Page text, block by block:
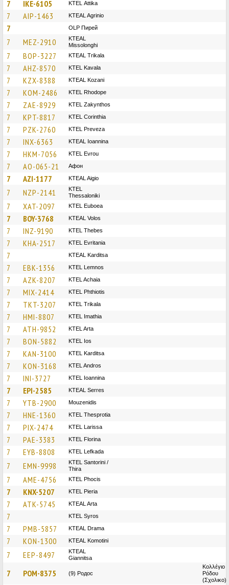
7 IKE-6105 KΤΕL Αttika
7 AIP-1463 KTEAL Agrinio
7 OLP Пирей
7 MEZ-2910
KTEAL
Missolonghi
7 BOP-3227 KTEAL Trikala
7 AHZ-8570 KTEL Kavala
7 KZX-8388 KTEAL Kozani
7 KOM-2486 KTEL Rhodope
7 ZAE-8929 KTEL Zakynthos
7 KPT-8817 KTEL Corinthia
7 PZK-2760 KTEL Preveza
7 INX-6363 KTEAL Ioannina
7 HKM-7056 KTEL Evrou
7 AO-065-21 Афон
7 AZI-1177 KTEAL Aigio
7 NZP-2141
KTEL
Thessaloniki
7 XAT-2097 ΚΤΕL Euboea
7 BOY-3768 KTEAL Volos
7 INZ-9190 KTEL Thebes
7 KHA-2517 ΚΤΕL Evritania
7 KTEAL Karditsa
7 EBK-1356 KTEL Lemnos
7 AZK-8207 KTEL Achaia
7 MIX-2414 ΚΤΕL Phthiotis
7 TKT-3207 ΚΤΕL Τrikala
7 HMI-8807 KTEL Imathia
7 ATH-9852 KTEL Arta
7 BON-5882 KTEL Ios
7 KAN-3100 ΚΤΕL Karditsa
7 KON-3168 KTEL Andros
7 INI-3727 KTEL Ioannina
7 EPI-2585 KTEAL Serres
7 YTB-2900 Mouzenidis
7 HNE-1360 KTEL Thesprotia
7 PIX-2474 KTEL Larissa
7 PAE-3383 KTEL Florina
7 EYB-8808 KTEL Lefkada
7 EMN-9998
KTEL Santorini /
Thira
7 AME-4756 ΚΤΕL Phocis
7 KNX-5207 KTEL Pieria
7 ATK-5745 KTEAL Arta
7 KTEL Syros
7 PMB-5857 KTEAL Drama
7 KON-1300 KTEAL Komotini
7 EEP-8497
KTEAL
Giannitsa
7 POM-8375 (9) Родос
Κολλέγιο
Ρόδου
(Σχολικο)